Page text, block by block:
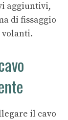
aggiuntivi,
di fissaggio
il cavo